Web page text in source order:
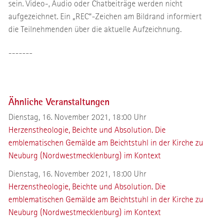
sein. Video-, Audio oder Chatbeiträge werden nicht
aufgezeichnet. Ein „REC“-Zeichen am Bildrand informiert
die Teilnehmenden über die aktuelle Aufzeichnung.
-------
Ähnliche Veranstaltungen
Dienstag, 16. November 2021, 18:00 Uhr
Herzenstheologie, Beichte und Absolution. Die
emblematischen Gemälde am Beichtstuhl in der Kirche zu
Neuburg (Nordwestmecklenburg) im Kontext
Dienstag, 16. November 2021, 18:00 Uhr
Herzenstheologie, Beichte und Absolution. Die
emblematischen Gemälde am Beichtstuhl in der Kirche zu
Neuburg (Nordwestmecklenburg) im Kontext